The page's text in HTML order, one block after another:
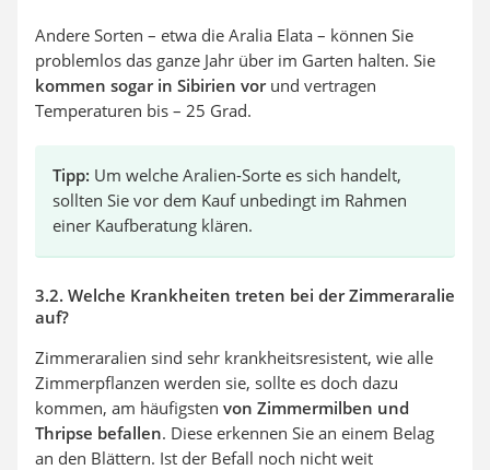
Andere Sorten – etwa die Aralia Elata – können Sie
problemlos das ganze Jahr über im Garten halten. Sie
kommen sogar in Sibirien vorund vertragen
Temperaturen bis – 25 Grad.
Tipp: Um welche Aralien-Sorte es sich handelt,
sollten Sie vor dem Kauf unbedingt im Rahmen
einer Kaufberatung klären.
3.2. Welche Krankheiten treten bei der Zimmeraralie
auf?
Zimmeraralien sind sehr krankheitsresistent, wie alle
Zimmerpflanzen werden sie, sollte es doch dazu
kommen, am häufigsten von Zimmermilben und
Thripse befallen. Diese erkennen Sie an einem Belag
an den Blättern. Ist der Befall noch nicht weit